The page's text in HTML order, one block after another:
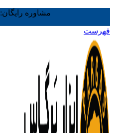
مشاوره رایگان:
فهرست